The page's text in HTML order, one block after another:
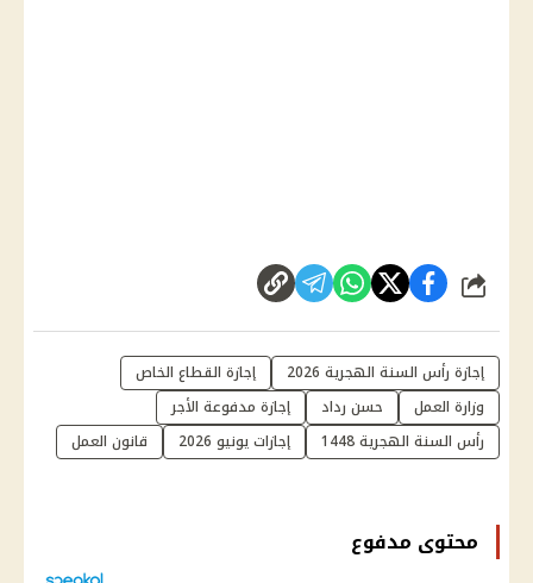
شارك
إجازة رأس السنة الهجرية 2026
إجازة القطاع الخاص
وزارة العمل
حسن رداد
إجازة مدفوعة الأجر
رأس السنة الهجرية 1448
إجازات يونيو 2026 قانون العمل
محتوى مدفوع